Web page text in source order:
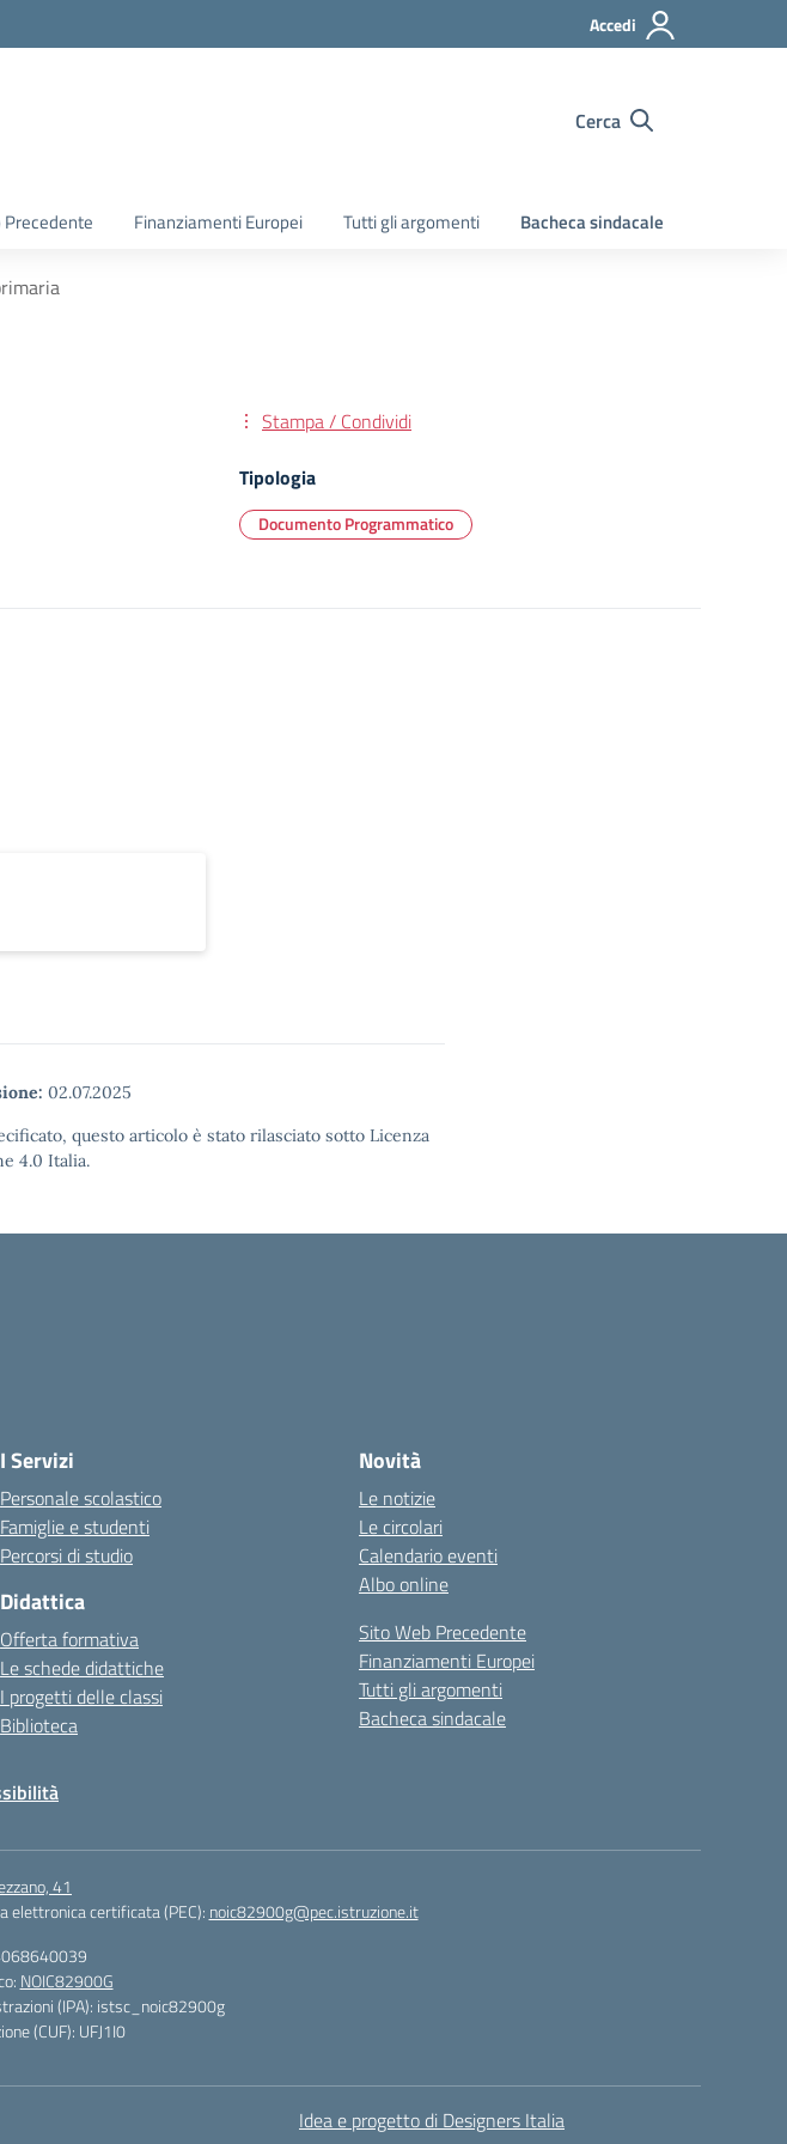
Accedi
Cerca
Precedente Finanziamenti Europei Tutti gli argomenti Bacheca sindacale
Stampa / Condividi
Tipologia
Documento Programmatico
02.07.2025
questo articolo è stato rilasciato sotto Licenza
4.0 Italia.
I Servizi
Personale scolastico
Famiglie e studenti
Percorsi di studio
Didattica
Offerta formativa
Le schede didattiche
I progetti delle classi
Biblioteca
Novità
Le notizie
Le circolari
Calendario eventi
Albo online
Sito Web Precedente
Finanziamenti Europei
Tutti gli argomenti
Bacheca sindacale
41
elettronica certificata (PEC): noic82900g@pec.istruzione.it
NOIC82900G
(IPA): istsc_noic82900g
(CUF): UFJ1I0
Idea e progetto di Designers Italia